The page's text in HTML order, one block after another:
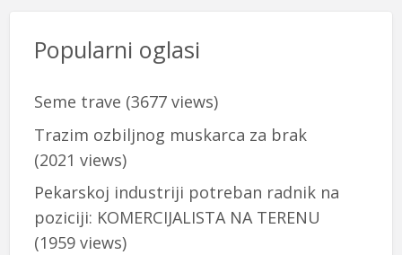
Popularni oglasi
Seme trave (3677 views)
Trazim ozbiljnog muskarca za brak
(2021 views)
Pekarskoj industriji potreban radnik na
poziciji: KOMERCIJALISTA NA TERENU
(1959 views)